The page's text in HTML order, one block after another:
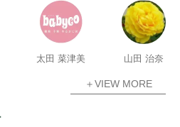
太田 菜津美 山田 治奈
＋VIEW MORE